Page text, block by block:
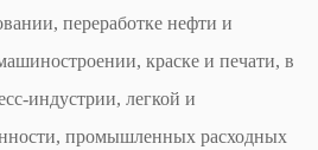
переработке нефти и
краске и печати, в
индустрии, легкой и
промышленных расходных